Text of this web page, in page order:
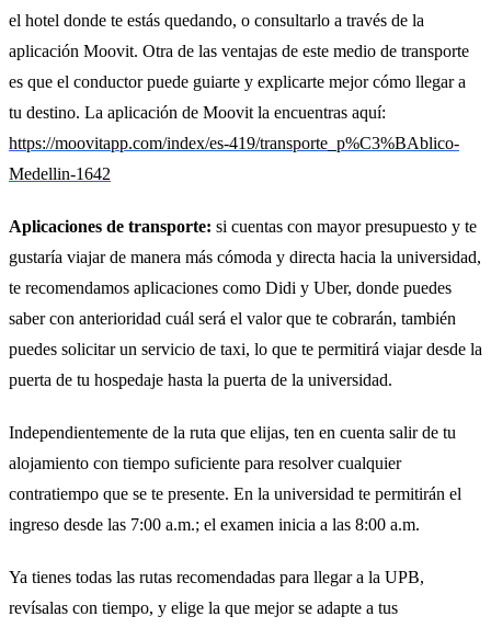
el hotel donde te estás quedando, o consultarlo a través de la
aplicación Moovit. Otra de las ventajas de este medio de transporte
es que el conductor puede guiarte y explicarte mejor cómo llegar a
tu destino. La aplicación de Moovit la encuentras aquí:
https://moovitapp.com/index/es-419/transporte_p%C3%BAblico-
Medellin-1642
Aplicaciones de transporte: si cuentas con mayor presupuesto y te
gustaría viajar de manera más cómoda y directa hacia la universidad,
te recomendamos aplicaciones como Didi y Uber, donde puedes
saber con anterioridad cuál será el valor que te cobrarán, también
puedes solicitar un servicio de taxi, lo que te permitirá viajar desde la
puerta de tu hospedaje hasta la puerta de la universidad.
Independientemente de la ruta que elijas, ten en cuenta salir de tu
alojamiento con tiempo suficiente para resolver cualquier
contratiempo que se te presente. En la universidad te permitirán el
ingreso desde las 7:00 a.m.; el examen inicia a las 8:00 a.m.
Ya tienes todas las rutas recomendadas para llegar a la UPB,
revísalas con tiempo, y elige la que mejor se adapte a tus